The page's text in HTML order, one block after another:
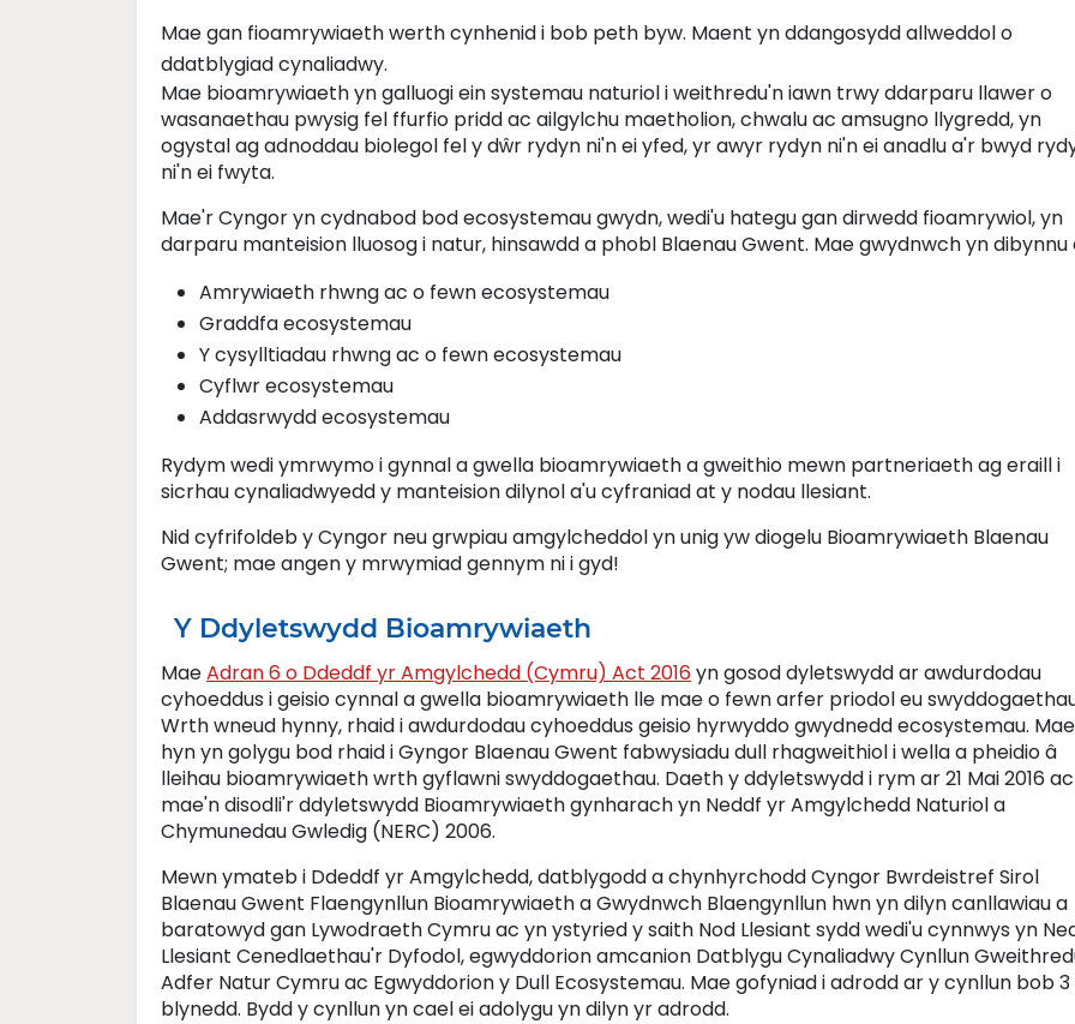
Mae gan fioamrywiaeth werth cynhenid i bob peth byw. Maent yn ddangosydd allweddol o
ddatblygiad cynaliadwy.
Mae bioamrywiaeth yn galluogi ein systemau naturiol i weithredu'n iawn trwy ddarparu llawer o
wasanaethau pwysig fel ffurfio pridd ac ailgylchu maetholion, chwalu ac amsugno llygredd, yn
ogystal ag adnoddau biolegol fel y dŵr rydyn ni'n ei yfed, yr awyr rydyn ni'n ei anadlu a'r bwyd
ni'n ei fwyta.
Mae'r Cyngor yn cydnabod bod ecosystemau gwydn, wedi'u hategu gan dirwedd fioamrywiol, yn
darparu manteision lluosog i natur, hinsawdd a phobl Blaenau Gwent. Mae gwydnwch yn dibynnu
Amrywiaeth rhwng ac o fewn ecosystemau
Graddfa ecosystemau
Y cysylltiadau rhwng ac o fewn ecosystemau
Cyflwr ecosystemau
Addasrwydd ecosystemau
Rydym wedi ymrwymo i gynnal a gwella bioamrywiaeth a gweithio mewn partneriaeth ag eraill i
sicrhau cynaliadwyedd y manteision dilynol a'u cyfraniad at y nodau llesiant.
Nid cyfrifoldeb y Cyngor neu grwpiau amgylcheddol yn unig yw diogelu Bioamrywiaeth Blaenau
Gwent; mae angen y mrwymiad gennym ni i gyd!
Y Ddyletswydd Bioamrywiaeth
MaeAdran 6 o Ddeddf yr Amgylchedd (Cymru) Act 2016yn gosod dyletswydd ar awdurdodau
cyhoeddus i geisio cynnal a gwella bioamrywiaeth lle mae o fewn arfer priodol eu
Wrth wneud hynny, rhaid i awdurdodau cyhoeddus geisio hyrwyddo gwydnedd ecosystemau. Mae
hyn yn golygu bod rhaid i Gyngor Blaenau Gwent fabwysiadu dull rhagweithiol i wella a pheidio â
lleihau bioamrywiaeth wrth gyflawni swyddogaethau. Daeth y ddyletswydd i rym ar 21 Mai 2016 ac
mae'n disodli'r ddyletswydd Bioamrywiaeth gynharach yn Neddf yr Amgylchedd Naturiol a
Chymunedau Gwledig (NERC) 2006.
Mewn ymateb i Ddeddf yr Amgylchedd, datblygodd a chynhyrchodd Cyngor Bwrdeistref Sirol
Blaenau Gwent Flaengynllun Bioamrywiaeth a Gwydnwch Blaengynllun hwn yn dilyn canllawiau a
baratowyd gan Lywodraeth Cymru ac yn ystyried y saith Nod Llesiant sydd wedi'u cynnwys yn
Llesiant Cenedlaethau'r Dyfodol, egwyddorion amcanion Datblygu Cynaliadwy Cynllun
Adfer Natur Cymru ac Egwyddorion y Dull Ecosystemau. Mae gofyniad i adrodd ar y cynllun bob 3
blynedd. Bydd y cynllun yn cael ei adolygu yn dilyn yr adrodd.